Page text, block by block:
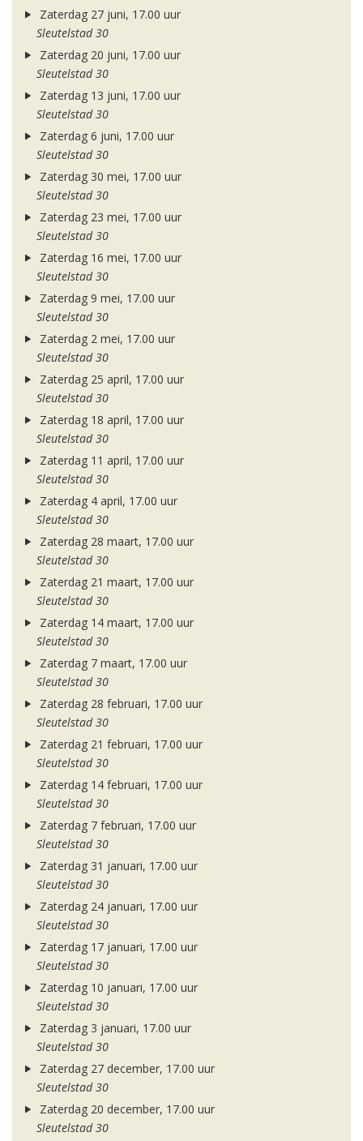
Zaterdag 27 juni, 17.00 uur
Sleutelstad 30
Zaterdag 20 juni, 17.00 uur
Sleutelstad 30
Zaterdag 13 juni, 17.00 uur
Sleutelstad 30
Zaterdag 6 juni, 17.00 uur
Sleutelstad 30
Zaterdag 30 mei, 17.00 uur
Sleutelstad 30
Zaterdag 23 mei, 17.00 uur
Sleutelstad 30
Zaterdag 16 mei, 17.00 uur
Sleutelstad 30
Zaterdag 9 mei, 17.00 uur
Sleutelstad 30
Zaterdag 2 mei, 17.00 uur
Sleutelstad 30
Zaterdag 25 april, 17.00 uur
Sleutelstad 30
Zaterdag 18 april, 17.00 uur
Sleutelstad 30
Zaterdag 11 april, 17.00 uur
Sleutelstad 30
Zaterdag 4 april, 17.00 uur
Sleutelstad 30
Zaterdag 28 maart, 17.00 uur
Sleutelstad 30
Zaterdag 21 maart, 17.00 uur
Sleutelstad 30
Zaterdag 14 maart, 17.00 uur
Sleutelstad 30
Zaterdag 7 maart, 17.00 uur
Sleutelstad 30
Zaterdag 28 februari, 17.00 uur
Sleutelstad 30
Zaterdag 21 februari, 17.00 uur
Sleutelstad 30
Zaterdag 14 februari, 17.00 uur
Sleutelstad 30
Zaterdag 7 februari, 17.00 uur
Sleutelstad 30
Zaterdag 31 januari, 17.00 uur
Sleutelstad 30
Zaterdag 24 januari, 17.00 uur
Sleutelstad 30
Zaterdag 17 januari, 17.00 uur
Sleutelstad 30
Zaterdag 10 januari, 17.00 uur
Sleutelstad 30
Zaterdag 3 januari, 17.00 uur
Sleutelstad 30
Zaterdag 27 december, 17.00 uur
Sleutelstad 30
Zaterdag 20 december, 17.00 uur
Sleutelstad 30